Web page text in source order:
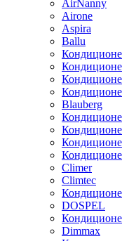
AirNanny
Airone
Aspira
Ballu
Blauberg
Climer
Climtec
DOSPEL
Dimmax